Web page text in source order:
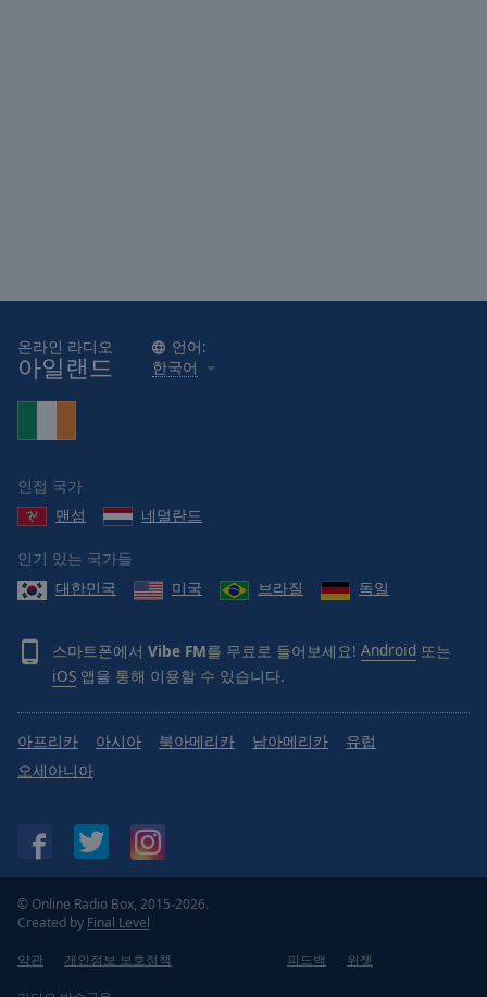
Style
Font
Reset
Done
Modal
Dialog
End
dialog
window.
온라인 라디오
아일랜드
언어:
한국어
인접 국가
맨섬
네덜란드
인기 있는 국가들
대한민국
미국 브라질 독일
스마트폰에서 Vibe FM를 무료로 들어보세요! Android 또는
iOS 앱을 통해 이용할 수 있습니다.
아프리카 아시아 북아메리카 남아메리카
유럽
오세아니아
© Online Radio Box, 2015-2026.
Created by Final Level
약관
개인정보 보호정책 피드백 위젯